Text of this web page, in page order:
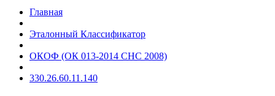
Главная
Эталонный Классификатор
ОКОФ (ОК 013-2014 СНС 2008)
330.26.60.11.140